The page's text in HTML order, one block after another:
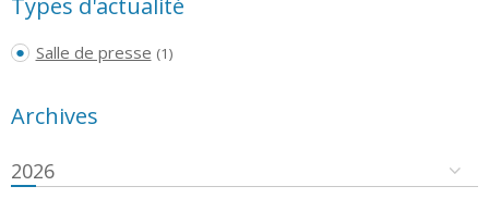
Salle de presse (1)
Archives
2026